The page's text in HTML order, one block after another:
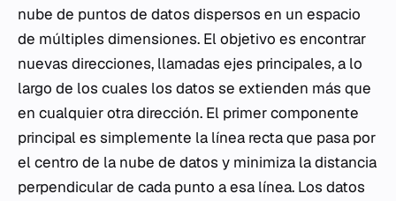
nube de puntos de datos dispersos en un espacio
de múltiples dimensiones. El objetivo es encontrar
nuevas direcciones, llamadas ejes principales, a lo
largo de los cuales los datos se extienden más que
en cualquier otra dirección. El primer componente
principal es simplemente la línea recta que pasa por
el centro de la nube de datos y minimiza la distancia
perpendicular de cada punto a esa línea. Los datos